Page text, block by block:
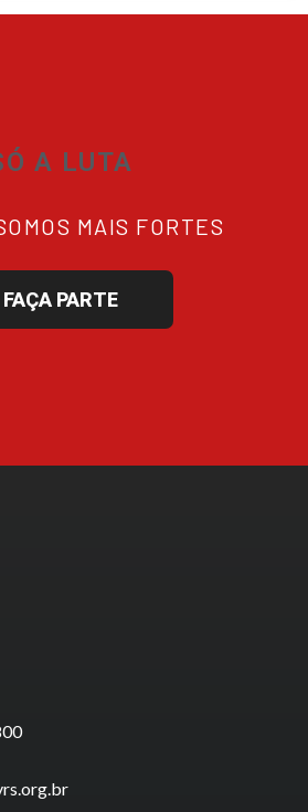
A LUTA
MAIS FORTES
FAÇA PARTE